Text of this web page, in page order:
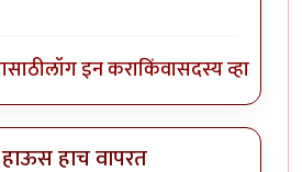
लॉग इन कराकिंवासदस्य व्हा
हाच वापरत